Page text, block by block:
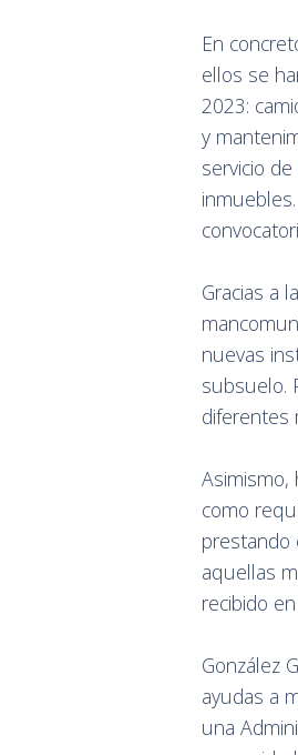
En
ellos se
2023:
y
servicio
Gracias a
nuevas
subsuelo.
diferentes
Asimismo,
como
prestando
aquellas
recibido
González
ayudas a
una